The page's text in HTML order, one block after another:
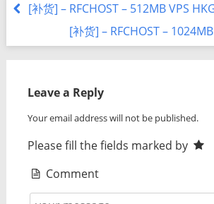
[补货] – RFCHOST – 512MB VPS
[补货] – RFCHOST –
Leave a Reply
Your email address will not be published.
Please fill the fields marked by
Comment